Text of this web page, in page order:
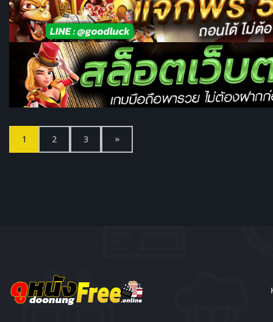
1 2 3 »